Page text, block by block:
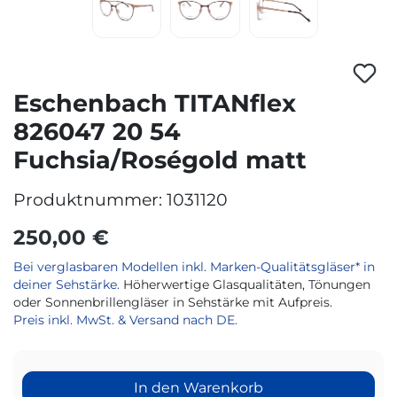
Eschenbach TITANflex
826047 20 54
Fuchsia/Roségold matt
Produktnummer: 1031120
250,00 €
Bei verglasbaren Modellen inkl. Marken-Qualitätsgläser* in
deiner Sehstärke. Höherwertige Glasqualitäten, Tönungen
oder Sonnenbrillengläser in Sehstärke mit Aufpreis.
Preis inkl. MwSt. & Versand nach DE.
In den Warenkorb